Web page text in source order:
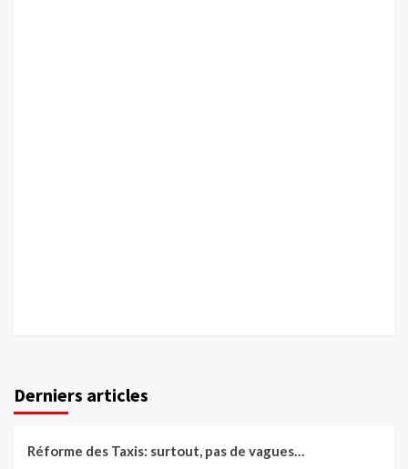
Derniers articles
Réforme des Taxis: surtout, pas de vagues…